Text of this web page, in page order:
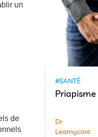
un
de
#SANTÉ
Priapisme
Dr
Learnycare